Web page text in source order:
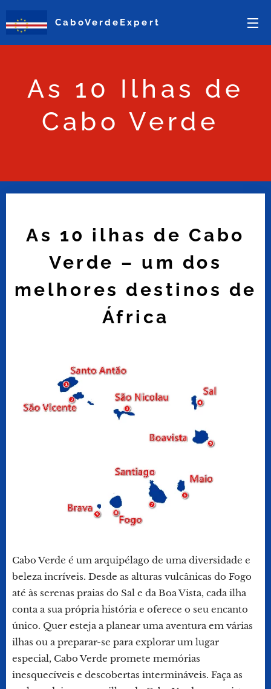
CaboVerdeExpert
As 10 Ilhas de
Cabo Verde
As 10 ilhas de Cabo
Verde – um dos
melhores destinos de
África
Cabo Verde é um arquipélago de uma diversidade e
beleza incríveis. Desde as alturas vulcânicas do Fogo
até às serenas praias do Sal e da Boa Vista, cada ilha
conta a sua própria história e oferece o seu encanto
único. Quer esteja a planear uma aventura em várias
ilhas ou a preparar-se para explorar um lugar
especial, Cabo Verde promete memórias
inesquecíveis e descobertas intermináveis. Faça as